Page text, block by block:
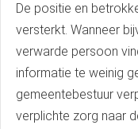
De positie en
versterkt. Wanneer
verwarde persoon
informatie te weinig
gemeentebestuur
verplichte zorg naar